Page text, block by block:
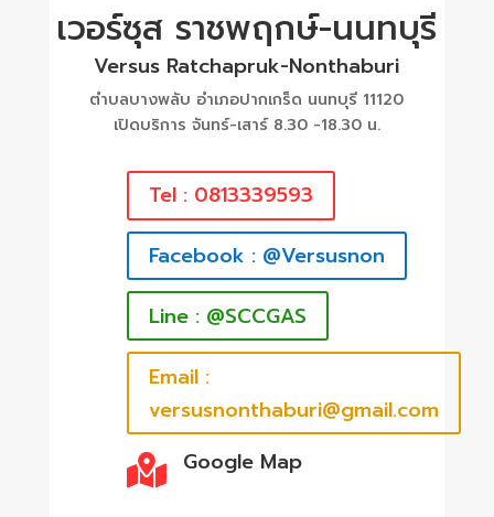
เวอร์ซุส ราชพฤกษ์-นนทบุรี
Versus Ratchapruk-Nonthaburi
ตำบลบางพลับ อำเภอปากเกร็ด นนทบุรี 11120
เปิดบริการ จันทร์-เสาร์ 8.30 -18.30 น.
Tel : 0813339593
Facebook : @Versusnon
Line : @SCCGAS
Email :
versusnonthaburi@gmail.com
 Google Map